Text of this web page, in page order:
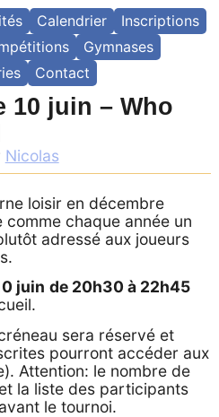
Calendrier
Inscriptions
Gymnases
Contact
10 juin – Who
Nicolas
loisir en décembre
chaque année un
adressé aux joueurs
juin de 20h30 à 22h45
sera réservé et
pourront accéder aux
Attention: le nombre de
la liste des participants
le tournoi.